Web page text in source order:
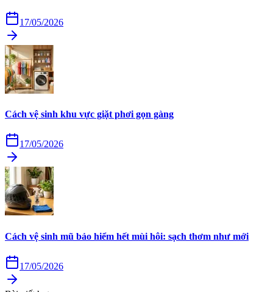
17/05/2026
Cách vệ sinh khu vực giặt phơi gọn gàng
17/05/2026
Cách vệ sinh mũ bảo hiểm hết mùi hôi: sạch thơm như mới
17/05/2026